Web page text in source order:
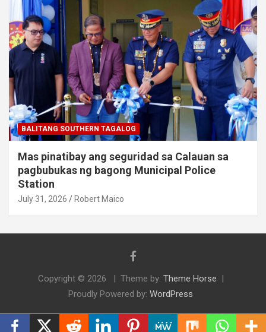
BALITANG SOUTHERN TAGALOG
Mas pinatibay ang seguridad sa Calauan sa
pagbubukas ng bagong Municipal Police
Station
July 31, 2026 Robert Maico
Copyright © 2026 Theme by: Theme Horse
Proudly Powered by: WordPress